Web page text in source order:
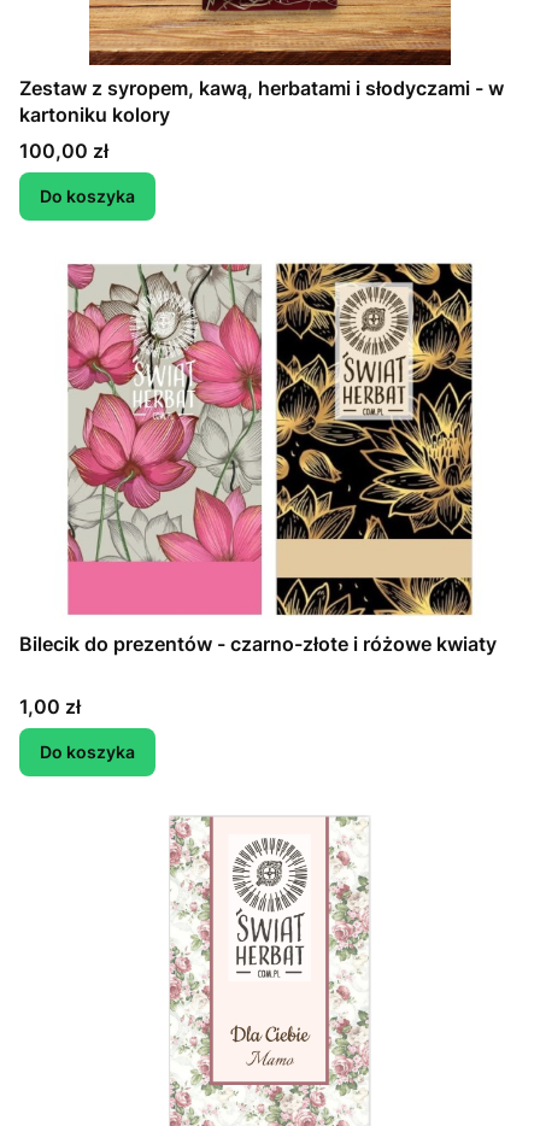
Zestaw z syropem, kawą, herbatami i słodyczami - w
kartoniku kolory
Cena
100,00 zł
Do koszyka
Bilecik do prezentów - czarno-złote i różowe kwiaty
Cena
1,00 zł
Do koszyka